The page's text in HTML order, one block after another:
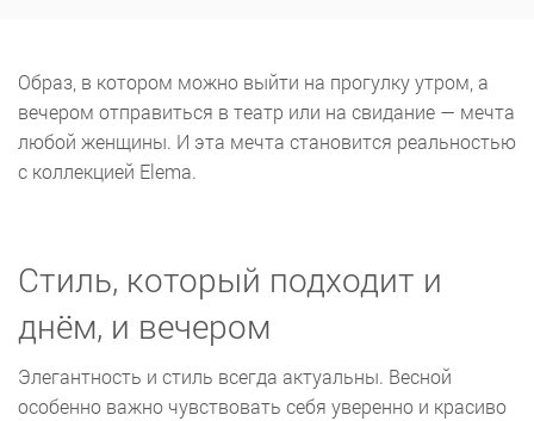
Образ, в котором можно выйти на прогулку утром, а
вечером отправиться в театр или на свидание — мечта
любой женщины. И эта мечта становится реальностью
с коллекцией Elema.
Стиль, который подходит и
днём, и вечером
Элегантность и стиль всегда актуальны. Весной
особенно важно чувствовать себя уверенно и красиво